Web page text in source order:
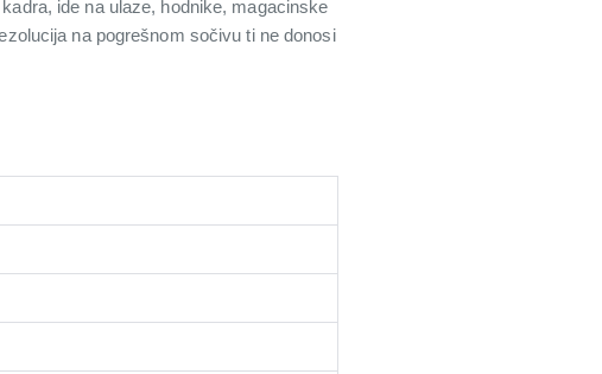
ide na ulaze, hodnike, magacinske
na pogrešnom sočivu ti ne donosi